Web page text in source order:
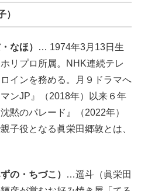
）
なほ）
… 1974年3月13日生
リプロ所属。NHK連続テレ
インを務める。月９ドラマへ
ンJP』（2018年）以来６年
黙のパレード』（2022年）
子役となる眞栄田郷敦とは、
の・ちづこ） …遥斗（眞栄田